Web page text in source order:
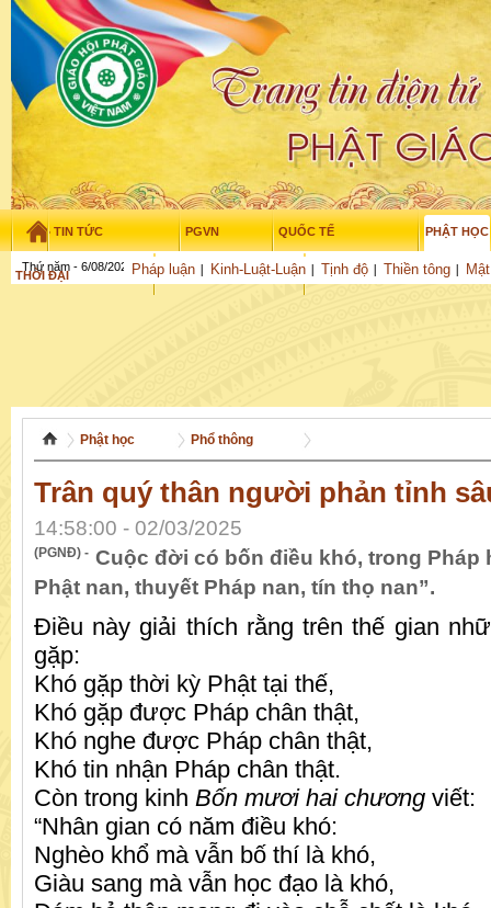
TIN TỨC PGVN QUỐC TẾ PHẬT HỌC
Pháp luận Kinh-Luật-Luận Tịnh độ Thiền tông
THỜI ĐẠI TUỔI TRẺ NGHIÊN CỨU
Thứ năm - 6/08/2026 – 03 :56 : 38
Phật học Phổ thông
Trân quý thân người phản tỉnh
14:58:00 - 02/03/2025
(PGNĐ) - Cuộc đời có bốn điều khó, trong Pháp
Phật nan, thuyết Pháp nan, tín thọ nan”.
Điều này giải thích rằng trên thế gian
gặp:
Khó gặp thời kỳ Phật tại thế,
Khó gặp được Pháp chân thật,
Khó nghe được Pháp chân thật,
Khó tin nhận Pháp chân thật.
Còn trong kinh Bốn mươi hai chương viết:
“Nhân gian có năm điều khó:
Nghèo khổ mà vẫn bố thí là khó,
Giàu sang mà vẫn học đạo là khó,